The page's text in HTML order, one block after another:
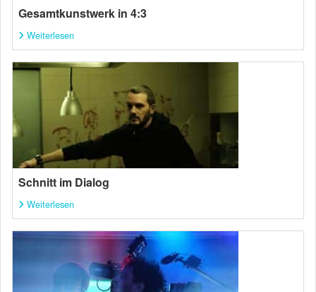
Gesamtkunstwerk in 4:3
Weiterlesen
Schnitt im Dialog
Weiterlesen